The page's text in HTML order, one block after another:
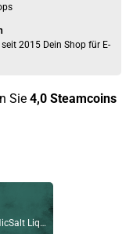
2015 Dein Shop für E-
Sie 4,0 Steamcoins
10ml / 10mg